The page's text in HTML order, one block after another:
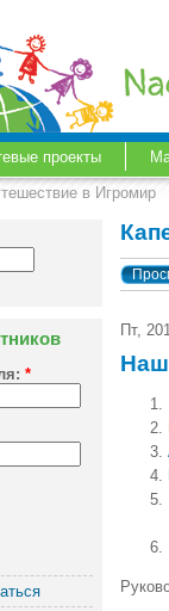
проекты
в Игромир
*
Пт,